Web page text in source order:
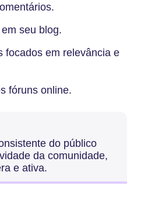
seu blog.
focados em relevância e
fóruns online.
do público
da comunidade,
e ativa.